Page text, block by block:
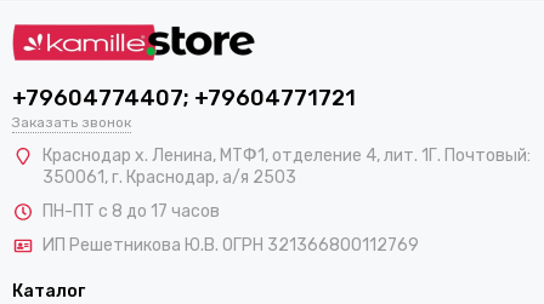
+79604774407; +79604771721
Заказать звонок
Краснодар х. Ленина, МТФ1, отделение 4, лит. 1Г. Почтовый:
350061, г. Краснодар, а/я 2503
ПН-ПТ с 8 до 17 часов
ИП Решетникова Ю.В. ОГРН 321366800112769
Каталог